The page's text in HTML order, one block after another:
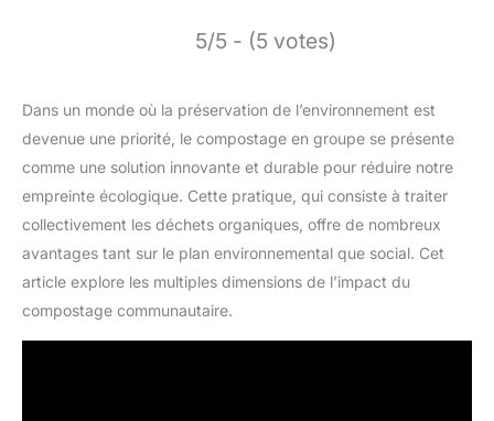
5/5 - (5 votes)
Dans un monde où la préservation de l’environnement est
devenue une priorité, le compostage en groupe se présente
comme une solution innovante et durable pour réduire notre
empreinte écologique. Cette pratique, qui consiste à traiter
collectivement les déchets organiques, offre de nombreux
avantages tant sur le plan environnemental que social. Cet
article explore les multiples dimensions de l’impact du
compostage communautaire.